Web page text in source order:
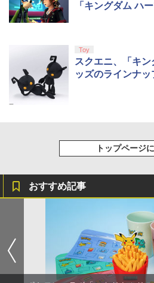
「キングダム ハ
Toy
スクエニ、「キ
ッズのラインナッ
トップページ
おすすめ記事